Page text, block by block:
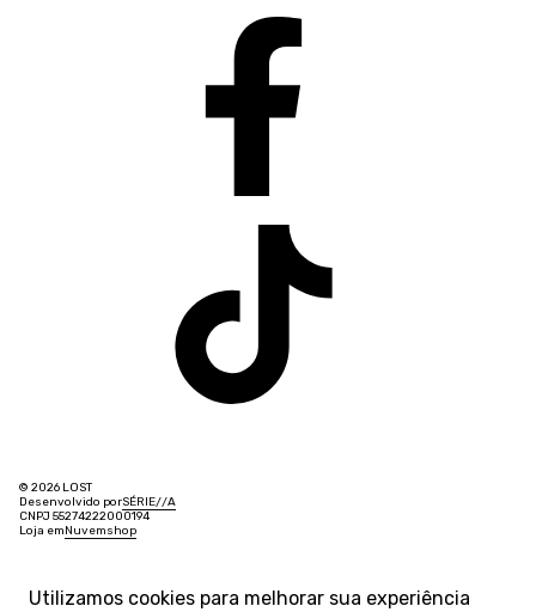
© 2026 LOST
Desenvolvido porSÉRIE//A
CNPJ 55274222000194
Loja emNuvemshop
Utilizamos cookies para melhorar sua experiência